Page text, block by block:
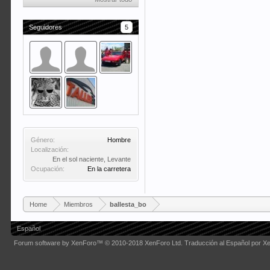
Seguidores 5
Género:
Hombre
Localización:
En el sol naciente, Levante
Ocupación:
En la carretera
Home Miembros ballesta_bo
Español
Forum software by XenForo™© 2010-2018 XenForo Ltd. Traducción al Español por